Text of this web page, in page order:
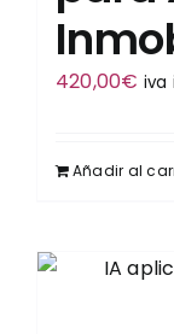
420,00€ iva
Añadir al